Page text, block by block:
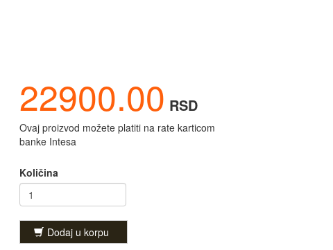
22900.00 RSD
Ovaj proizvod možete platiti na rate karticom
banke Intesa
Količina
Dodaj u korpu